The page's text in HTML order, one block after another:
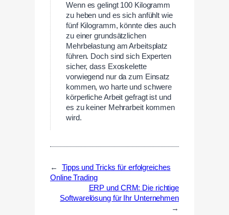
Wenn es gelingt 100 Kilogramm
zu heben und es sich anfühlt wie
fünf Kilogramm, könnte dies auch
zu einer grundsätzlichen
Mehrbelastung am Arbeitsplatz
führen. Doch sind sich Experten
sicher, dass Exoskelette
vorwiegend nur da zum Einsatz
kommen, wo harte und schwere
körperliche Arbeit gefragt ist und
es zu keiner Mehrarbeit kommen
wird.
←
Tipps und Tricks für erfolgreiches
Online Trading
ERP und CRM: Die richtige
Softwarelösung für Ihr Unternehmen
→